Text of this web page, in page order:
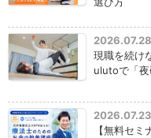
2026.07.28
現職を続け
ulutoで「夜
2026.07.23
【無料セ